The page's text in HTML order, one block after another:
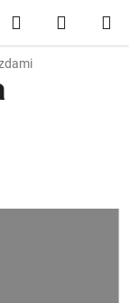
Hledat
KOŠÍK